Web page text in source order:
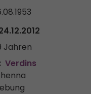
Jahren
Verdins